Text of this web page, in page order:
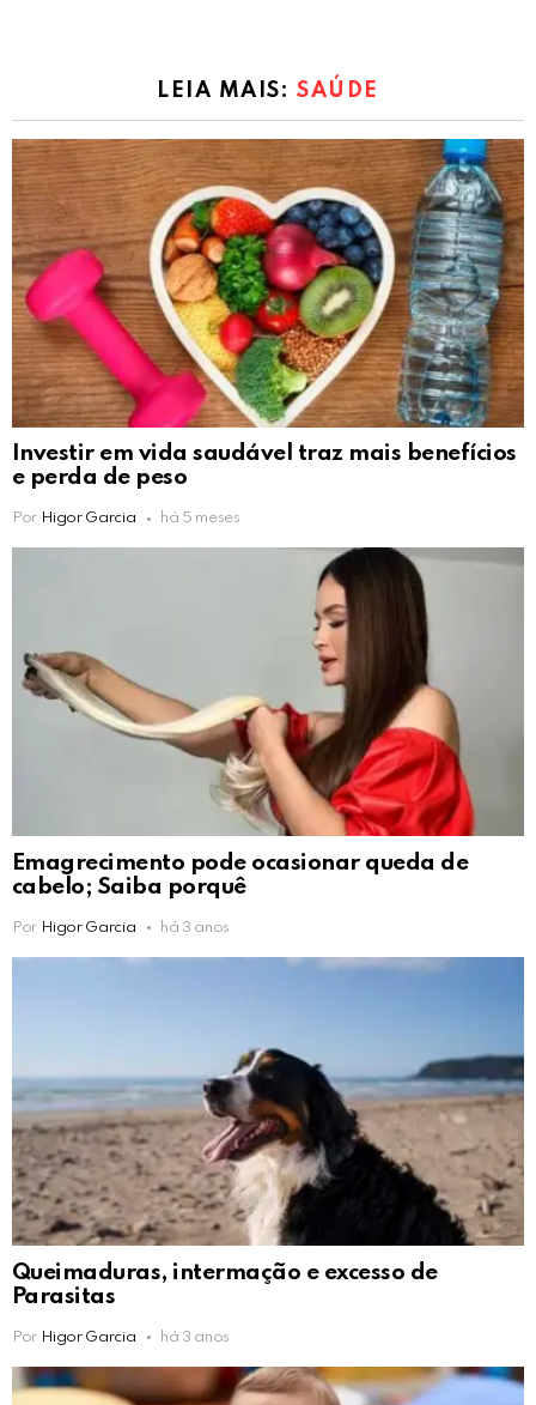
LEIA MAIS:SAÚDE
Investir em vida saudável traz mais benefícios
e perda de peso
Por Higor Garcia há 5 meses
Emagrecimento pode ocasionar queda de
cabelo; Saiba porquê
Por Higor Garcia há 3 anos
Queimaduras, intermação e excesso de
Parasitas
Por Higor Garcia há 3 anos